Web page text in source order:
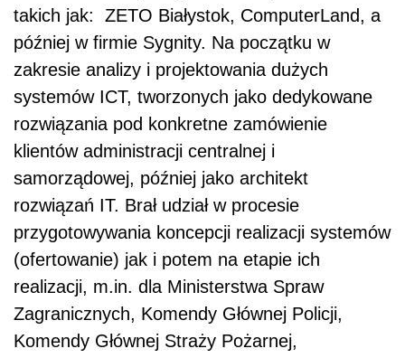
takich jak: ZETO Białystok, ComputerLand, a
później w firmie Sygnity. Na początku w
zakresie analizy i projektowania dużych
systemów ICT, tworzonych jako dedykowane
rozwiązania pod konkretne zamówienie
klientów administracji centralnej i
samorządowej, później jako architekt
rozwiązań IT. Brał udział w procesie
przygotowywania koncepcji realizacji systemów
(ofertowanie) jak i potem na etapie ich
realizacji, m.in. dla Ministerstwa Spraw
Zagranicznych, Komendy Głównej Policji,
Komendy Głównej Straży Pożarnej,